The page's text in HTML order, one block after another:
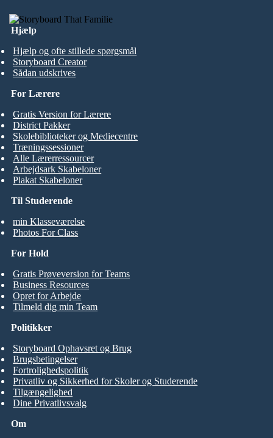
Hjælp
Hjælp og ofte stillede spørgsmål
Storyboard Creator
Sådan udskrives
Til Studerende
min Klasseværelse
Photos For Class
For Lærere
Gratis Version for Lærere
District Pakker
Skolebiblioteker og Mediecentre
Træningssessioner
Alle Lærerressourcer
Arbejdsark Skabeloner
Plakat Skabeloner
For Hold
Gratis Prøveversion for Teams
Business Resources
Opret for Arbejde
Tilmeld dig min Team
Om
Politikker
Storyboard Ophavsret og Brug
Brugsbetingelser
Fortrolighedspolitik
Privatliv og Sikkerhed for Skoler og Studerende
Tilgængelighed
Dine Privatlivsvalg